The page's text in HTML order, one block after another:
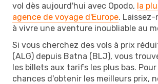
vol dès aujourd'hui avec Opodo, la
agence de voyage d'Europe.
à vivre une aventure inoubliable au
Si vous cherchez des vols à prix
(ALG) depuis Batna (BLJ), vous
les billets aux tarifs les plus bas.
chances d'obtenir les meilleurs prix,